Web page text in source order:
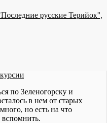
русские Терийок",
по Зеленогорску и
в нем от старых
но есть на что
вспомнить.